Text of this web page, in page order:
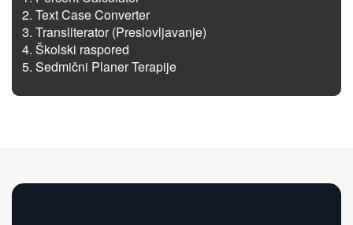
Text Case Converter
Transliterator (Preslovljavanje)
Školski raspored
Sedmični Planer Terapije